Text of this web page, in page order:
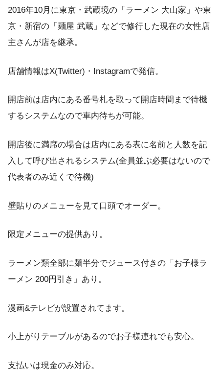
2016年10月に東京・武蔵境の「ラーメン 大山家」や東
京・新宿の「麺屋 武蔵」などで修行した現在の女性店
主さんが店を継承。
店舗情報はX(Twitter)・Instagramで発信。
開店前は店内にある番号札を取って開店時間まで待機
するシステムなので車内待ちが可能。
開店後に満席の場合は店内にある表に名前と人数を記
入して呼び出されるシステム(全員並ぶ必要はないので
代表者のみ近くで待機)
壁貼りのメニューを見て口頭でオーダー。
限定メニューの提供あり。
ラーメン類全部に麺半分でジュース付きの「お子様ラ
ーメン 200円引き」あり。
漫画&テレビが設置されてます。
小上がりテーブルがあるのでお子様連れでも安心。
支払いは現金のみ対応。